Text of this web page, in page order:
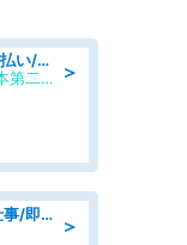
＞
自動車製品の加工・運搬/寮完備/日払い/工場・製造
UTエージェント株式会社AGT西日本第二CU
＞
8月開始/商社でのルート営業のお仕事/即日勤務可/車通勤可/営業